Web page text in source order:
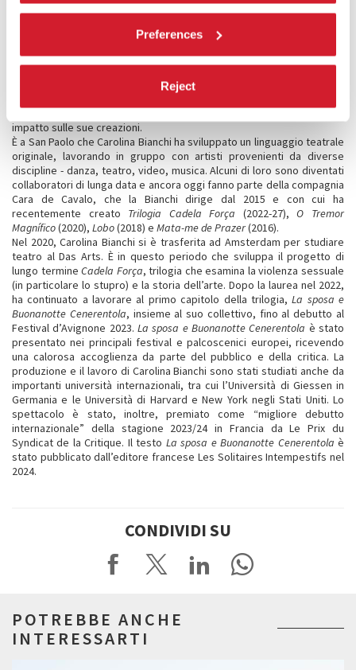
Preferences
Reject
dell’Università di San
questo periodo ha lavorato come attrice, regista, drammaturga,
scrittrice e ha condiviso la sua ricerca sulle pratiche teatrali e
performative con giovani artisti attraverso laboratori. Protagonista
compagnia hanno operato senza sovvenzioni, cosa che ha avuto un
impatto sulle sue creazioni.
È a San Paolo che Carolina Bianchi ha sviluppato un linguaggio teatrale
originale, lavorando in gruppo con artisti provenienti da diverse
discipline - danza, teatro, video, musica. Alcuni di loro sono diventati
collaboratori di lunga data e ancora oggi fanno parte della compagnia
Cara de Cavalo, che la Bianchi dirige dal 2015 e con cui ha
recentemente creato Trilogia Cadela Força (2022-27),O Tremor
Magnífico(2020), Lobo(2018) e Mata-me de Prazer(2016).
Nel 2020, Carolina Bianchi si è trasferita ad Amsterdam per studiare
teatro al Das Arts. È in questo periodo che sviluppa il progetto di
lungo termineCadela Força, trilogia che esamina la violenza sessuale
(in particolare lo stupro) e la storia dell’arte. Dopo la laurea nel 2022,
ha continuato a lavorare al primo capitolo della trilogia,La sposa e
Buonanotte Cenerentola, insieme al suo collettivo, fino al debutto al
Festival d’Avignone 2023. La sposa e Buonanotte Cenerentola è stato
presentato nei principali festival e palcoscenici europei, ricevendo
una calorosa accoglienza da parte del pubblico e della critica. La
produzione e il lavoro di Carolina Bianchi sono stati studiati anche da
importanti università internazionali, tra cui l’Università di Giessen in
Germania e le Università di Harvard e New York negli Stati Uniti. Lo
spettacolo è stato, inoltre, premiato come “migliore debutto
internazionale” della stagione 2023/24 in Francia da Le Prix du
Syndicat de la Critique. Il testo La sposa e Buonanotte Cenerentola è
stato pubblicato dall’editore francese Les Solitaires Intempestifs nel
2024.
CONDIVIDI SU
POTREBBE ANCHE
INTERESSARTI